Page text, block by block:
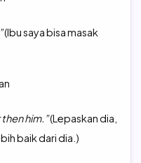
(Ibu saya bisa masak
him.”(Lepaskan dia,
baik dari dia.)